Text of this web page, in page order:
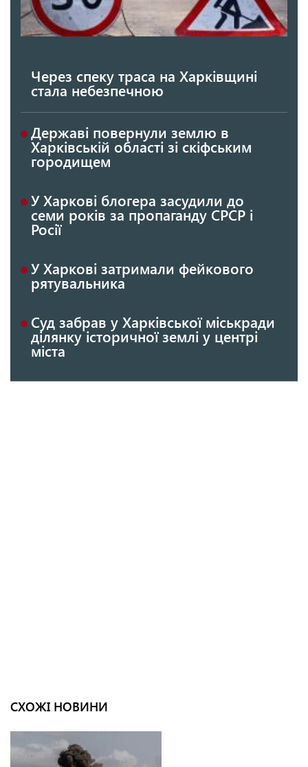
Через спеку траса на Харківщині
стала небезпечною
Державі повернули землю в
Харківській області зі скіфським
городищем
У Харкові блогера засудили до
семи років за пропаганду СРСР і
Росії
У Харкові затримали фейкового
рятувальника
Суд забрав у Харківської міськради
ділянку історичної землі у центрі
міста
СХОЖІ НОВИНИ